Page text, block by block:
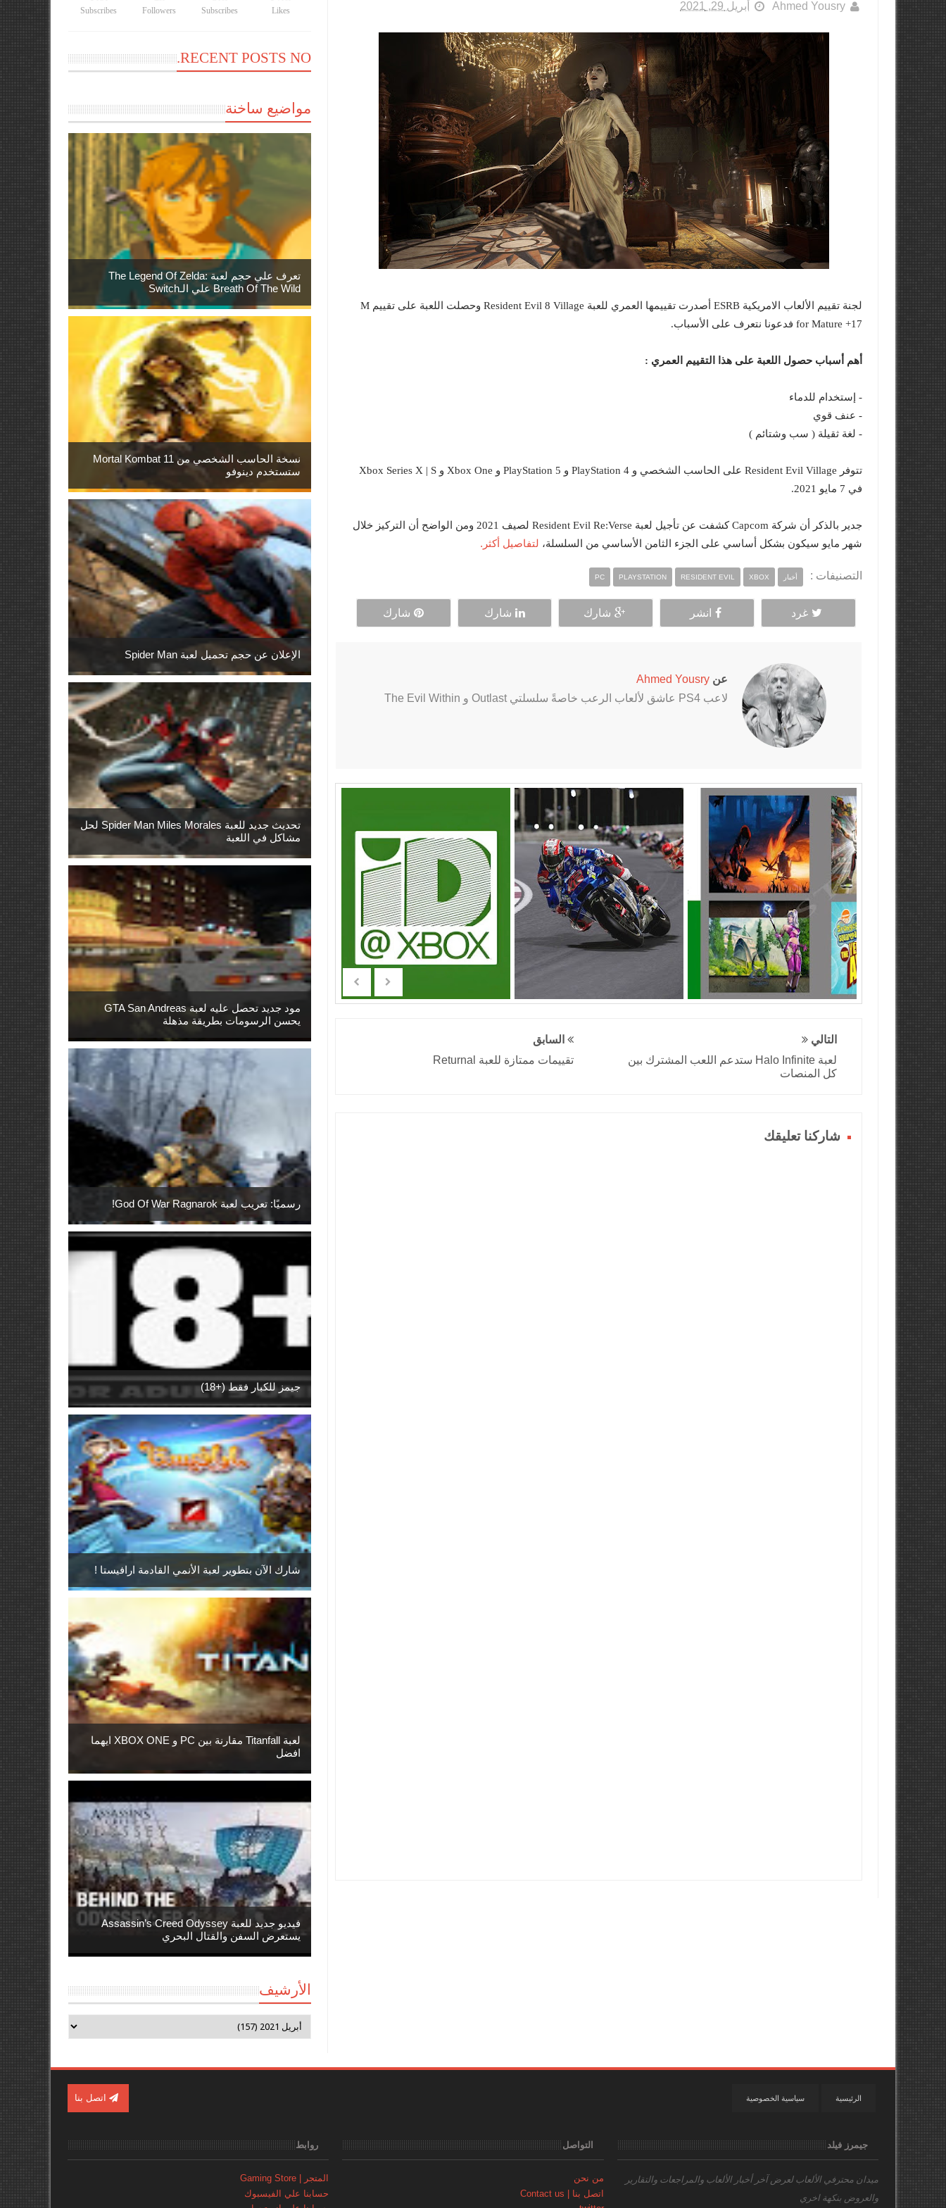
Ahmed Yousry أبريل 29, 2021
لجنة تقييم الألعاب الامريكية ESRB أصدرت تقييمها العمري للعبة Resident Evil 8 Village وحصلت اللعبة على تقييم M
for Mature +17 فدعونا نتعرف على الأسباب.
أهم أسباب حصول اللعبة على هذا التقييم العمري :
- إستخدام للدماء
- عنف قوي
- لغة ثقيلة ( سب وشتائم )
تتوفر Resident Evil Village على الحاسب الشخصي و PlayStation 4 و PlayStation 5 و Xbox One و Xbox Series X | S
في 7 مايو 2021.
جدير بالذكر أن شركة Capcom كشفت عن تأجيل لعبة Resident Evil Re:Verse لصيف 2021 ومن الواضح أن التركيز خلال
شهر مايو سيكون بشكل أساسي على الجزء الثامن الأساسي من السلسلة، لتفاصيل أكثر.
التصنيفات : أخبار PC PLAYSTATION RESIDENT EVIL XBOX
غرد انشر شارك شارك شارك
عن Ahmed Yousry
لاعب PS4 عاشق لألعاب الرعب خاصةً سلسلتي Outlast و The Evil Within
التالي
لعبة Halo Infinite ستدعم اللعب المشترك بين
كل المنصات
السابق
تقييمات ممتازة للعبة Returnal
شاركنا تعليقك
Likes
Subscribes
Followers
Subscribes
RECENT POSTS NO.
مواضيع ساخنة
تعرف علي حجم لعبة The Legend Of Zelda:
Breath Of The Wild علي الـSwitch
نسخة الحاسب الشخصي من Mortal Kombat 11
ستستخدم دينوفو
الإعلان عن حجم تحميل لعبة Spider Man
تحديث جديد للعبة Spider Man Miles Morales لحل
مشاكل في اللعبة
مود جديد تحصل عليه لعبة GTA San Andreas
يحسن الرسومات بطريقة مذهلة
رسميًا: تعريب لعبة God Of War Ragnarok!
جيمز للكبار فقط (+18)
شارك الآن بتطوير لعبة الأنمي القادمة ارافيستا !
لعبة Titanfall مقارنة بين PC و XBOX ONE ايهما
افضل
فيديو جديد للعبة Assassin’s Creed Odyssey
يستعرض السفن والقتال البحري
الأرشيف
سياسية الخصوصية الرئيسية اتصل بنا
جيمرز فيلد
ميدان محترفي الألعابلعرض آخر أخبار الألعاب والمراجعات والتقارير
والعروض بنكهة اخري
التواصل
من نحن
اتصل بنا | Contact us
روابط
المتجر | Gaming Store
حسابنا علي الفيسبوك